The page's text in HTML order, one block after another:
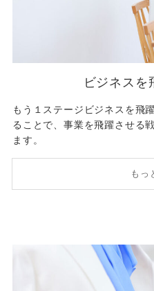
ビジネスを
もう１ステージビジネスを飛
ることで、事業を飛躍させる
ます。
もっ